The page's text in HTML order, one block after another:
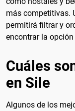
más competitivas.
permitirá filtrar y
encontrar la
Cuáles
en Sile
Algunos de los